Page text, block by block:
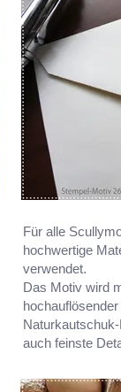
Für alle
hochwertige
verwendet.
Das Motiv wird
auch feinste